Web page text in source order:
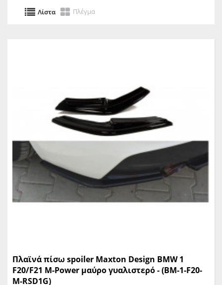
Λίστα Πλέγμα
Πλαϊνά πίσω spoiler Maxton Design BMW 1
F20/F21 M-Power μαύρο γυαλιστερό - (BM-1-F20-
M-RSD1G)